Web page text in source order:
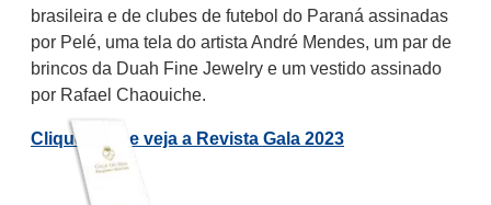
brasileira e de clubes de futebol do Paraná assinadas
por Pelé, uma tela do artista André Mendes, um par de
brincos da Duah Fine Jewelry e um vestido assinado
por Rafael Chaouiche.
Clique aqui e veja a Revista Gala 2023